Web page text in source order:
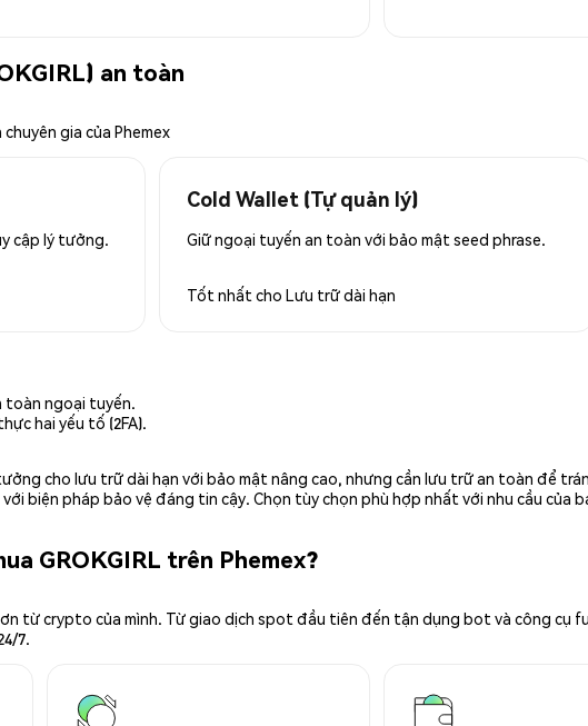
an toàn
gia của Phemex
cập lý tưởng.
Cold Wallet (Tự quản lý)
Giữ ngoại tuyến an toàn với bảo mật seed phrase.
Tốt nhất cho Lưu trữ dài hạn
toàn ngoại tuyến.
hai yếu tố (2FA).
cho lưu trữ dài hạn với bảo mật nâng cao, nhưng cần lưu trữ an toàn để
biện pháp bảo vệ đáng tin cậy. Chọn tùy chọn phù hợp nhất với nhu cầu của
GROKGIRL trên Phemex?
từ crypto của mình. Từ giao dịch spot đầu tiên đến tận dụng bot và công
7.